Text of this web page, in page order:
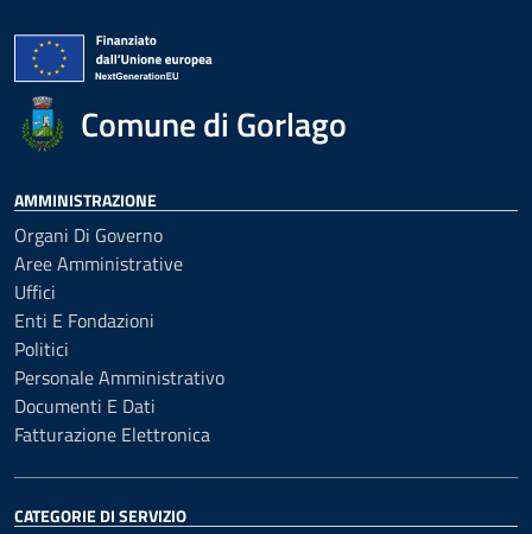
Comune di Gorlago
AMMINISTRAZIONE
Organi Di Governo
Aree Amministrative
Uffici
Enti E Fondazioni
Politici
Personale Amministrativo
Documenti E Dati
Fatturazione Elettronica
CATEGORIE DI SERVIZIO